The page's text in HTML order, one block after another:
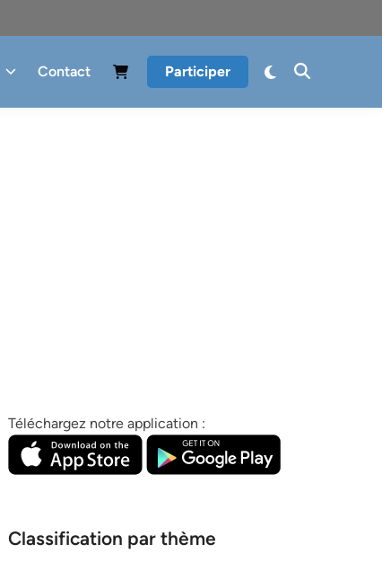
Contact Participer
Téléchargez notre application :
Classification par thème